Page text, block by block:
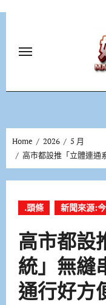
Home 2026
5 月
高市都設推「立體連通
.頭條 新聞來源:
高市都設
統」無縫
通行好方